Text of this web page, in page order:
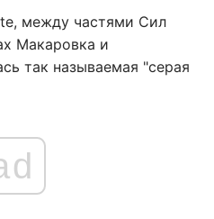
между частями Сил
Макаровка и
так называемая "серая